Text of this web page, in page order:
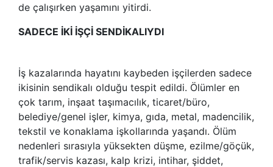
de çalışırken yaşamını yitirdi.
SADECE İKİ İŞÇİ SENDİKALIYDI
İş kazalarında hayatını kaybeden işçilerden sadece
ikisinin sendikalı olduğu tespit edildi. Ölümler en
çok tarım, inşaat taşımacılık, ticaret/büro,
belediye/genel işler, kimya, gıda, metal, madencilik,
tekstil ve konaklama işkollarında yaşandı. Ölüm
nedenleri sırasıyla yüksekten düşme, ezilme/göçük,
trafik/servis kazası, kalp krizi, intihar, şiddet,